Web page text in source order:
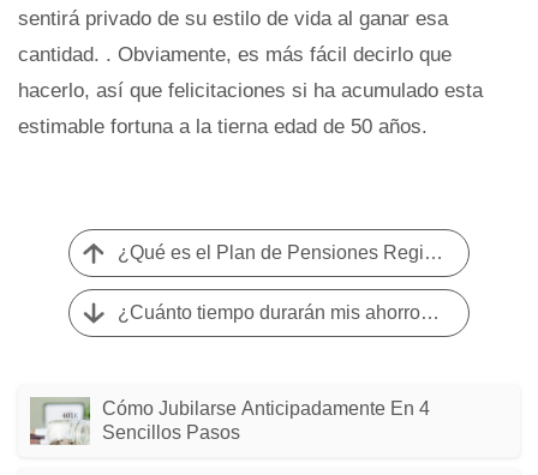
sentirá privado de su estilo de vida al ganar esa
cantidad. . Obviamente, es más fácil decirlo que
hacerlo, así que felicitaciones si ha acumulado esta
estimable fortuna a la tierna edad de 50 años.
¿Qué es el Plan de Pensiones Registrado Combinado (PRPP)?
¿Cuánto tiempo durarán mis ahorros de jubilación?
Cómo Jubilarse Anticipadamente En 4
Sencillos Pasos